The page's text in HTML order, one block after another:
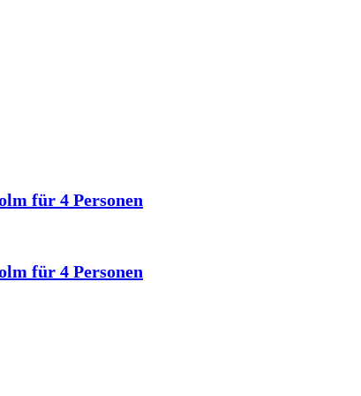
für 4 Personen
für 4 Personen